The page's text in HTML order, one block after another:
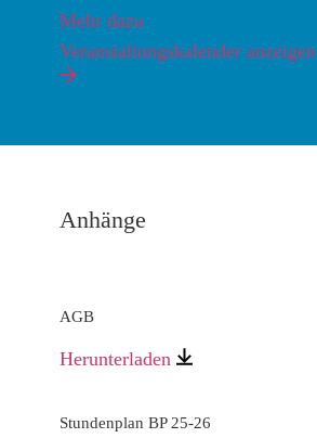
Mehr dazu
Veranstaltungskalender anzeigen
Anhänge
AGB
Herunterladen
Stundenplan BP 25-26